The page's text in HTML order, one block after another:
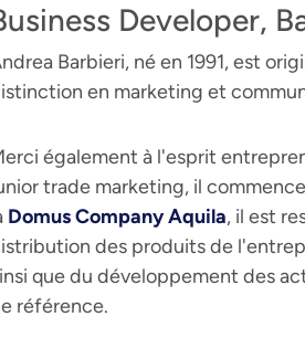
Developer,
Barbieri, né en 1991, est
en marketing et
également à l'esprit
trade marketing, il
Domus Company Aquila, il est
des produits de
que du développement des
référence.